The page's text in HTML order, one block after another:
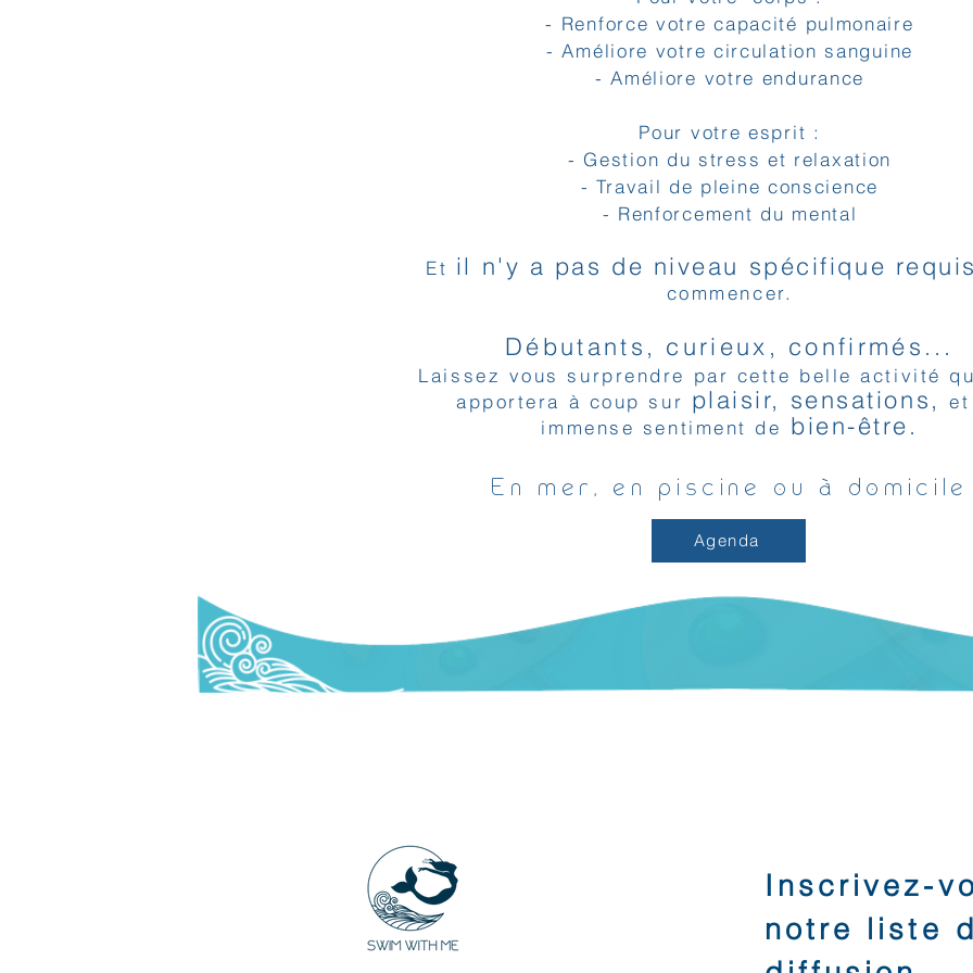
- Renforce votre capacité pulmonaire
- Améliore votre circulation sanguine
- Améliore votre endurance
Pour votre esprit :
- Gestion du stress et relaxation
- Travail de pleine conscience
- Renforcement du mental
Et il n'y a pas de niveau spécifique
commencer.
Débutants, curieux, confirmés...
Laissez vous surprendre par cette belle activité
apportera à coup sur plaisir, sensations,
immense sentiment de bien-être.
En mer, en piscine ou à domicile
Agenda
Inscrivez-
notre liste